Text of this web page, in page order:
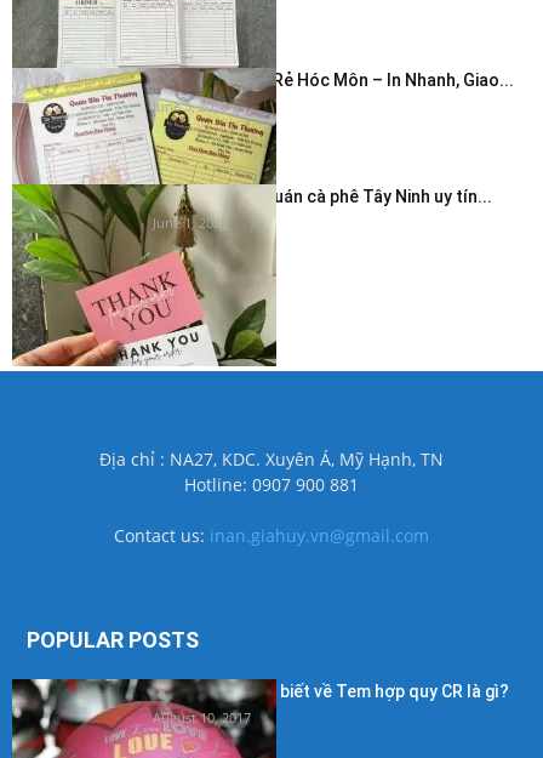
In Hóa Đơn Giá Rẻ Hóc Môn – In Nhanh, Giao...
June 5, 2026
In thẻ cảm ơn quán cà phê Tây Ninh uy tín...
June 1, 2026
Địa chỉ : NA27, KDC. Xuyên Á, Mỹ Hạnh, TN
Hotline: 0907 900 881
Contact us: inan.giahuy.vn@gmail.com
POPULAR POSTS
Những điều cần biết về Tem hợp quy CR là gì?
August 10, 2017